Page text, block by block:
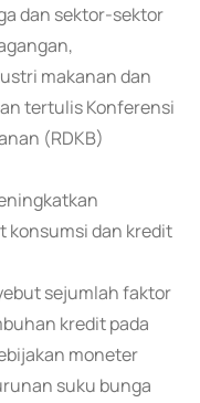
dan sektor-sektor
makanan dan
tertulis Konferensi
(RDKB)
konsumsi dan kredit
sejumlah faktor
kredit pada
moneter
suku bunga